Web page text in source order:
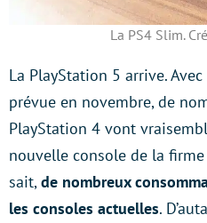
La PS4 Slim.
La PlayStation 5 arrive.
prévue en novembre, de
PlayStation 4 vont
nouvelle console de la
sait,de nombreux
les consoles actuelles.